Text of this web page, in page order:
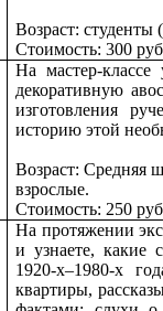
Возраст: студенты
Стоимость: 300
На мастер-классе
декоративную
изготовления
историю этой
Возраст:Средняя
взрослые.
Стоимость: 250
На протяжении
и узнаете, какие
1920-х–1980-х
квартиры,